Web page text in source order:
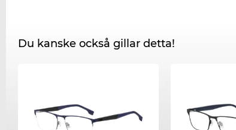
Du kanske också gillar detta!